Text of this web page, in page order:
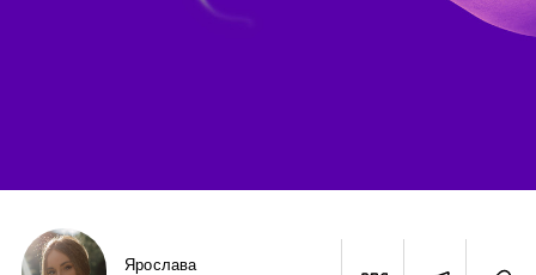
Ярослава